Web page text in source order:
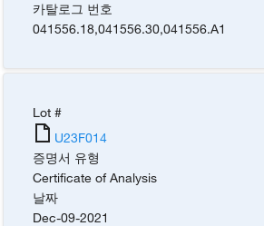
카탈로그 번호
041556.18,041556.30,041556.A1
Lot #
U23F014
증명서 유형
Certificate of Analysis
날짜
Dec-09-2021